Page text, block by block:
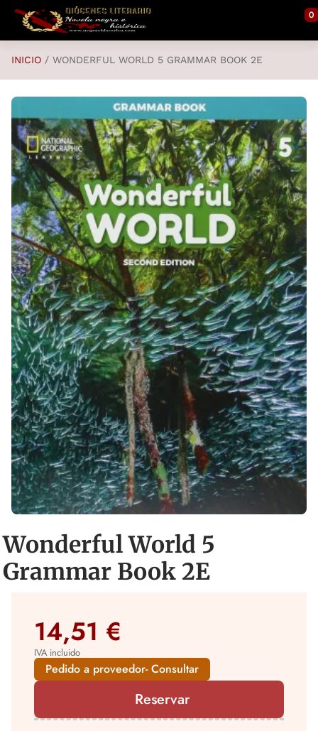
Saltar al contenido principal
0
INICIO WONDERFUL WORLD 5 GRAMMAR BOOK 2E
Wonderful World 5
Grammar Book 2E
14,51 €
IVA incluido
Pedido a proveedor- Consultar
Reservar